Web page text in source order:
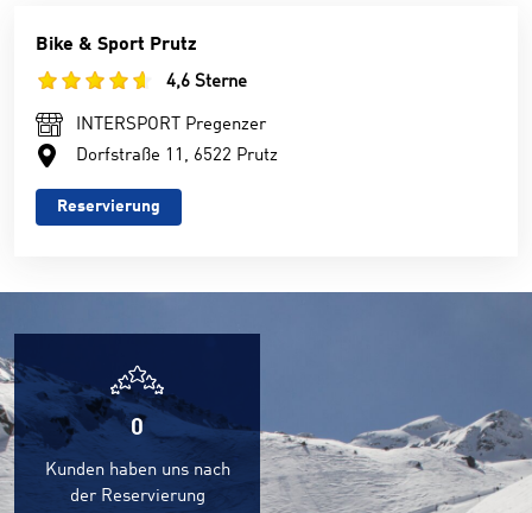
Bike & Sport Prutz
4,6 Sterne
INTERSPORT Pregenzer
Dorfstraße 11, 6522 Prutz
Reservierung
0
Kunden haben uns nach
der Reservierung